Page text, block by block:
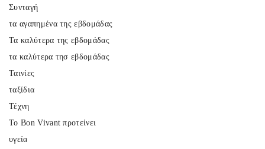
Συνταγή
τα αγαπημένα της εβδομάδας
Τα καλύτερα της εβδομάδας
τα καλύτερα τησ εβδομάδας
Ταινίες
ταξίδια
Τέχνη
Το Bon Vivant προτείνει
υγεία